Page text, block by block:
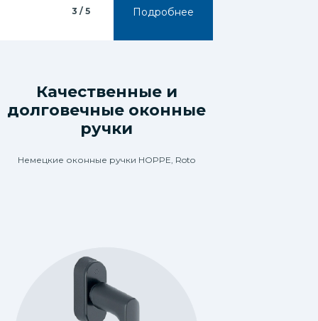
Подробнее
предложений
3 / 5
Качественные и
долговечные оконные
ручки
Немецкие оконные ручки HOPPE, Roto